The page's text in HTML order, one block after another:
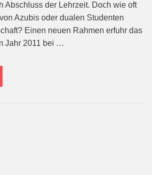
Abschluss der Lehrzeit. Doch wie oft
Azubis oder dualen Studenten
Einen neuen Rahmen erfuhr das
Jahr 2011 bei …